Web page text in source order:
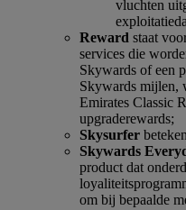
vluchten
Reward staat
services die
Skywards of een
Skywards mijlen,
Emirates Classic
upgraderewards;
Skysurfer
Skywards
product dat
om bij bepaalde